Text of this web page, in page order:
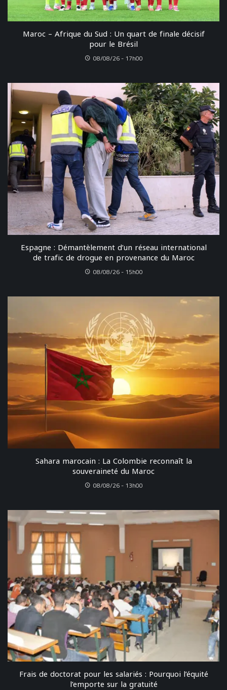
Maroc – Afrique du Sud : Un quart de finale décisif
pour le Brésil
08/08/26 - 17h00
Espagne : Démantèlement d’un réseau international
de trafic de drogue en provenance du Maroc
08/08/26 - 15h00
Sahara marocain : La Colombie reconnaît la
souveraineté du Maroc
08/08/26 - 13h00
Frais de doctorat pour les salariés : Pourquoi l’équité
l’emporte sur la gratuité